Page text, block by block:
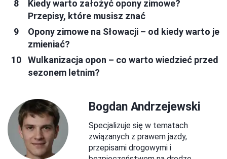
Kiedy warto założyć opony zimowe?
Przepisy, które musisz znać
Opony zimowe na Słowacji – od kiedy warto je
zmieniać?
Wulkanizacja opon – co warto wiedzieć przed
sezonem letnim?
Bogdan Andrzejewski
Specjalizuje się w tematach
związanych z prawem jazdy,
przepisami drogowymi i